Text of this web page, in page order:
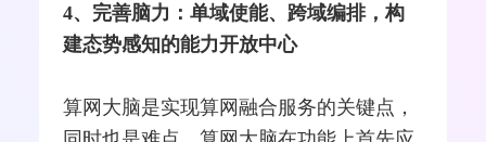
4、完善脑力：单域使能、跨域编排，构
建态势感知的能力开放中心
算网大脑是实现算网融合服务的关键点，